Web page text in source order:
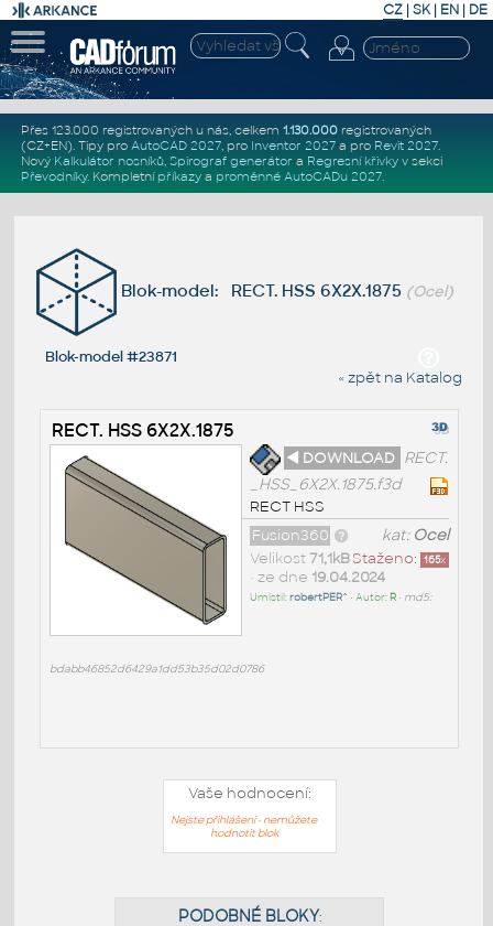
CZ | SK| EN | DE
Přes 123.000 registrovaných u nás, celkem 1.130.000registrovaných
(CZ+EN). Tipy pro AutoCAD 2027, pro Inventor 2027a pro Revit 2027.
Nový Kalkulátor nosníků, Spirograf generátor a Regresní křivkyv sekci
Převodníky. Kompletní příkazya proměnné AutoCADu 2027.
Blok-model: RECT. HSS 6X2X.1875 (Ocel)
Blok-model #23871
« zpět na Katalog
RECT. HSS 6X2X.1875
◄ DOWNLOAD RECT.
_HSS_6X2X.1875.f3d
RECT HSS
kat: Ocel
Fusion360
Staženo: 165x
Velikost 71,1kB
• ze dne 19.04.2024
Umístil:robertPER^ • Autor: R• md5:
bdabb46852d6429a1dd53b35d02d0786
Vaše hodnocení:
Nejste přihlášeni - nemůžete
hodnotit blok